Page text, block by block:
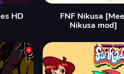
HD
FNF Nikusa
Nikusa mod]